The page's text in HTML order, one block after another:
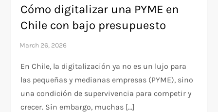
Cómo digitalizar una PYME en
Chile con bajo presupuesto
En Chile, la digitalización ya no es un lujo para
las pequeñas y medianas empresas (PYME), sino
una condición de supervivencia para competir y
crecer. Sin embargo, muchas […]